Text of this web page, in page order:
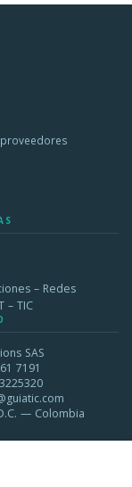
– Redes
– TIC
SAS
7191
— Colombia
reservados